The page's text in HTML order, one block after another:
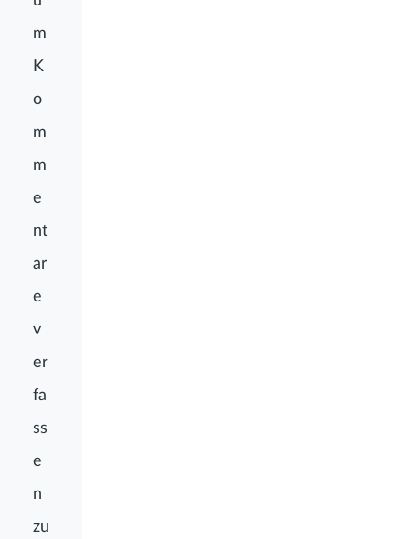
m
K
o
m
m
e
nt
ar
e
v
er
fa
ss
e
n
zu